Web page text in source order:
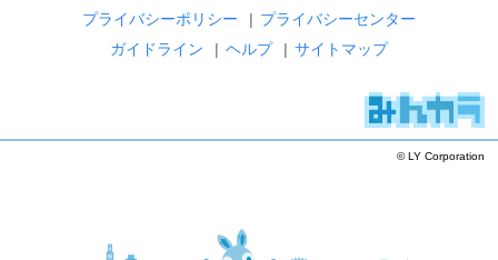
プライバシーポリシー
| プライバシーセンター
ガイドライン
| ヘルプ | サイトマップ
© LY Corporation